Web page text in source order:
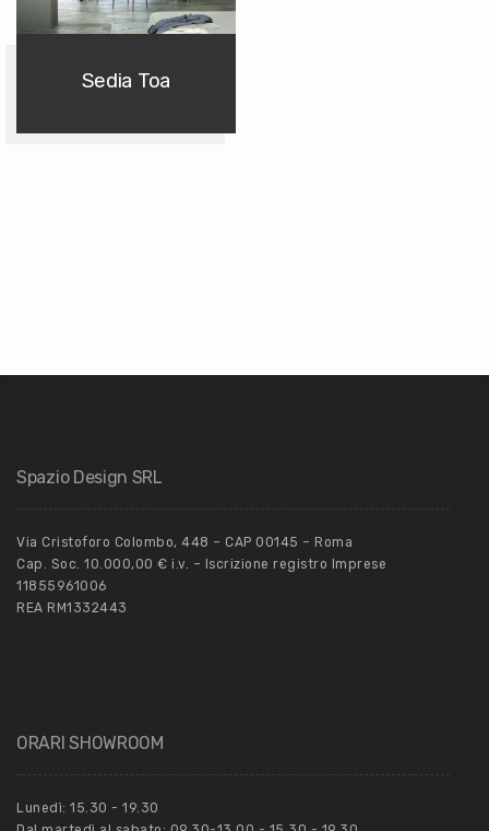
Sedia Toa
Spazio Design SRL
Via Cristoforo Colombo, 448 – CAP 00145 – Roma
Cap. Soc. 10.000,00 € i.v. – Iscrizione registro Imprese
11855961006
REA RM1332443
ORARI SHOWROOM
Lunedì: 15.30 - 19.30